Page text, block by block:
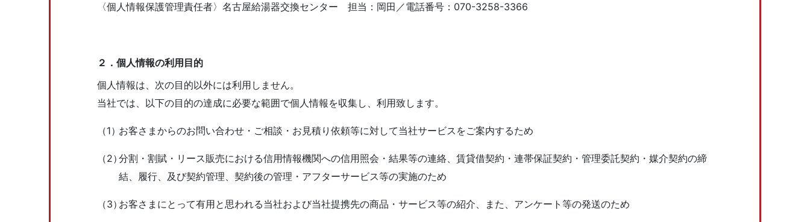
〈個⼈情報保護管理責任者〉名古屋給湯器交換センター 担当：岡田／電話番号：070-3258-3366
２．個⼈情報の利⽤⽬的
個⼈情報は、次の⽬的以外には利⽤しません。
当社では、以下の⽬的の達成に必要な範囲で個⼈情報を収集し、利⽤致します。
（1）お客さまからのお問い合わせ・ご相談・お⾒積り依頼等に対して当社サービスをご案内するため
（2）分割・割賦・リース販売における信⽤情報機関への信⽤照会・結果等の連絡、賃貸借契約・連帯保証契約・管理委託契約・媒介契約の締
結、履⾏、及び契約管理、契約後の管理・アフターサービス等の実施のため
（3）お客さまにとって有⽤と思われる当社および当社提携先の商品・サービス等の紹介、また、アンケート等の発送のため